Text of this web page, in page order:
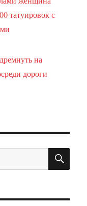
татуировок с
на
дороги